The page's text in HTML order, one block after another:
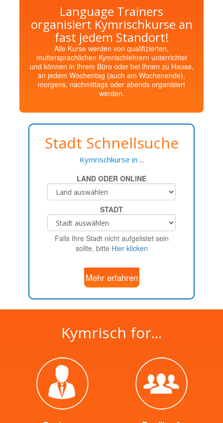
Language Trainers
organisiert Kymrischkurse an
fast jedem Standort!
Alle Kurse werden von qualifizierten,
muttersprachlichen Kymrischlehrern unterrichtet
und können in Ihrem Büro oder bei Ihnen zu Hause,
an jedem Wochentag (auch am Wochenende),
morgens, nachmittags oder abends organisiert
werden.
Stadt Schnellsuche
Kymrischkurse in ...
LAND ODER ONLINE
STADT
Falls Ihre Stadt nicht aufgelistet sein
sollte, bitte Hier klicken
Mehr erfahren
Kymrisch for...